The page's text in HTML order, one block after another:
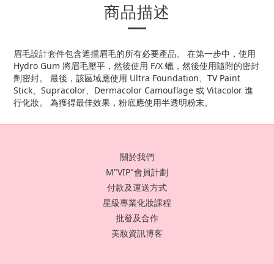
商品描述
眉毛設計套件包含遮擋眉毛的所有必要產品。 在第一步中，使用
Hydro Gum 將眉毛壓平，然後使用 F/X 蠟，然後使用隨附的密封
劑密封。 最後，該區域應使用 Ultra Foundation、TV Paint
Stick、Supracolor、Dermacolor Camouflage 或 Vitacolor 進
行化妝。 為獲得最佳效果，粉底應使用半透明粉末。
關於我們
M"VIP"會員計劃
付款及運送方式
星級專業化妝課程
批發及合作
美妝資訊博客